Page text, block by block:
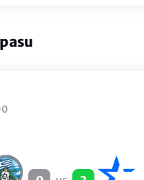
CS & Vodafone Talent